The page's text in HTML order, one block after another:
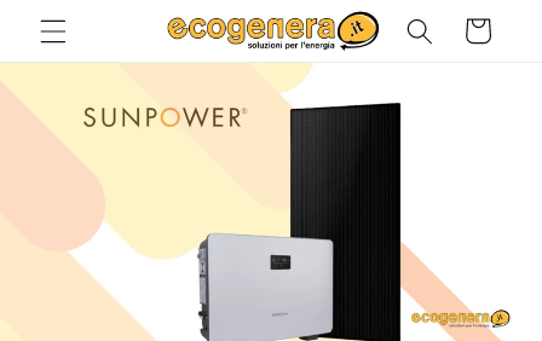
Skip to
content
Cart